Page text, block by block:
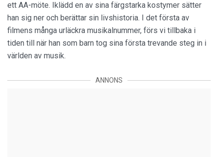
ett AA-möte. Iklädd en av sina färgstarka kostymer sätter
han sig ner och berättar sin livshistoria. I det första av
filmens många urläckra musikalnummer, förs vi tillbaka i
tiden till när han som barn tog sina första trevande steg in i
världen av musik.
ANNONS